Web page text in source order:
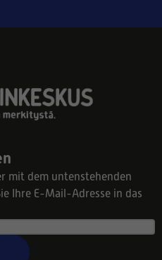
mit dem untenstehenden
Ihre E-Mail-Adresse in das